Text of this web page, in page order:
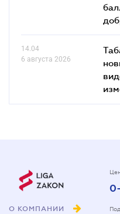
14.04
6 августа 2026
О КОМПАНИИ